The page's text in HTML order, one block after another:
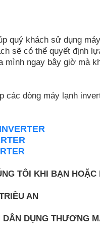
quý khách sử dụng
sẽ có thể quyết định
ngay bây giờ mà
các dòng máy lạnh
TÔI KHI BẠN
AN
DỤNG THƯƠNG